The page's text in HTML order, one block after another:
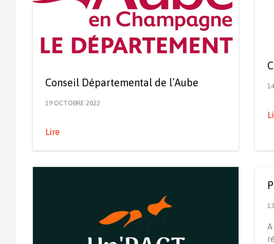
Conseil Départemental de l’Aube
19 OCTOBRE 2022
Lire